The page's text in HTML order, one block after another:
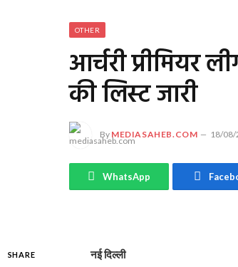
OTHER
आर्चरी प्रीमियर
की लिस्ट जारी
By MEDIASAHEB.COM 18/08/
WhatsApp
SHARE
नई दिल्ली